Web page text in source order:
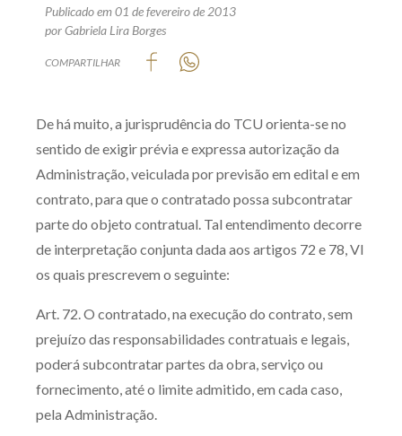
Encarregado (contato)
Zênite Fácil IA
Zênite Play
Orientação por Escrito
Mentoria Zênite
Capacitação
Zênite Online
Eventos presenciais
Zênite in Company
Publicado em 01 de fevereiro de 2013
por Gabriela Lira Borges
COMPARTILHAR
De há muito, a jurisprudência do TCU orienta-se no
sentido de exigir prévia e expressa autorização da
Administração, veiculada por previsão em edital e em
contrato, para que o contratado possa subcontratar
parte do objeto contratual. Tal entendimento decorre
de interpretação conjunta dada aos artigos 72 e 78, VI
os quais prescrevem o seguinte:
Art. 72. O contratado, na execução do contrato, sem
prejuízo das responsabilidades contratuais e legais,
poderá subcontratar partes da obra, serviço ou
fornecimento, até o limite admitido, em cada caso,
pela Administração.